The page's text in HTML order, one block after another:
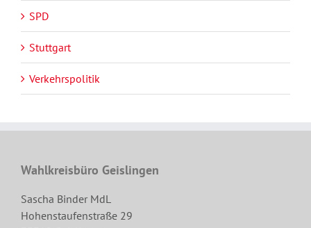
SPD
Stuttgart
Verkehrspolitik
Wahlkreisbüro Geislingen
Sascha Binder MdL
Hohenstaufenstraße 29